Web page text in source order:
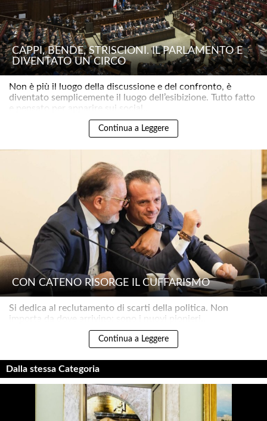
CAPPI, BENDE, STRISCIONI. IL PARLAMENTO È
DIVENTATO UN CIRCO
Non è più il luogo della discussione e del confronto, è
diventato semplicemente il luogo dell’esibizione. Tutto fatto
e pensato per apparire sui social..
Continua a Leggere
CON CATENO RISORGE IL CUFFARISMO
Si dedica al reclutamento di scarti della politica. Non
importa da dove arrivino: sono i nuovi pionieri..
Continua a Leggere
Dalla stessa Categoria